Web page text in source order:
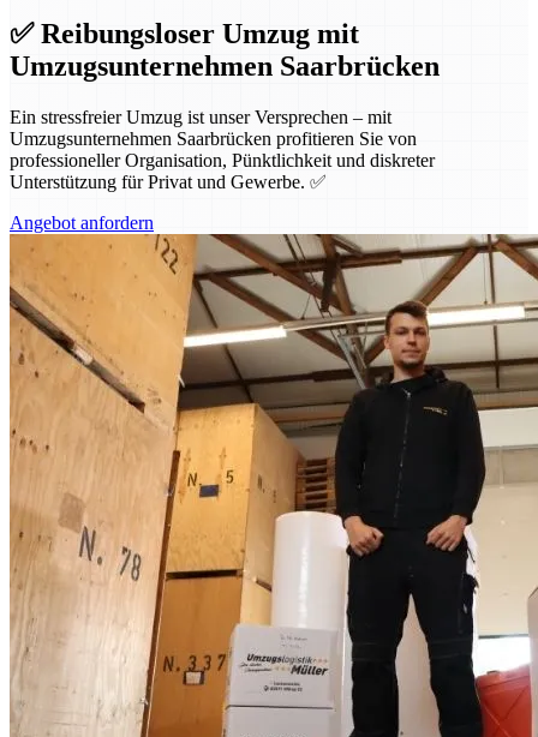
✅ Reibungsloser Umzug mit
Umzugsunternehmen Saarbrücken
Ein stressfreier Umzug ist unser Versprechen – mit
Umzugsunternehmen Saarbrücken profitieren Sie von
professioneller Organisation, Pünktlichkeit und diskreter
Unterstützung für Privat und Gewerbe. ✅
Angebot anfordern